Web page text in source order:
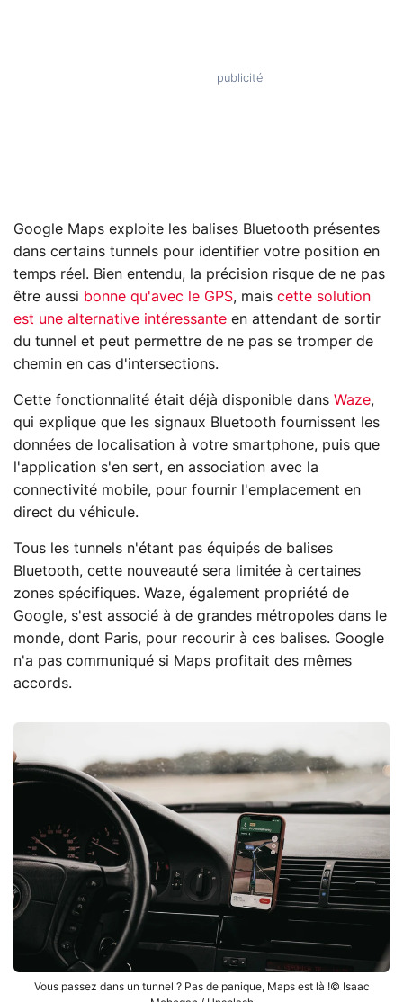
Google Maps exploite les balises Bluetooth présentes
dans certains tunnels pour identifier votre position en
temps réel. Bien entendu, la précision risque de ne pas
être aussi bonne qu'avec le GPS, mais cette solution
est une alternative intéressante en attendant de sortir
du tunnel et peut permettre de ne pas se tromper de
chemin en cas d'intersections.
Cette fonctionnalité était déjà disponible dans Waze,
qui explique que les signaux Bluetooth fournissent les
données de localisation à votre smartphone, puis que
l'application s'en sert, en association avec la
connectivité mobile, pour fournir l'emplacement en
direct du véhicule.
Tous les tunnels n'étant pas équipés de balises
Bluetooth, cette nouveauté sera limitée à certaines
zones spécifiques. Waze, également propriété de
Google, s'est associé à de grandes métropoles dans le
monde, dont Paris, pour recourir à ces balises. Google
n'a pas communiqué si Maps profitait des mêmes
accords.
Vous passez dans un tunnel ? Pas de panique, Maps est là !© Isaac